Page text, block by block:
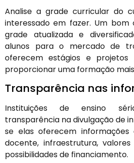
Analise a grade curricular do
interessado em fazer. Um
grade atualizada e
alunos para o mercado de
oferecem estágios e
proporcionar uma formação
Transparência nas
Instituições de ensino
transparência na divulgação de
se elas oferecem
docente, infraestrutura,
possibilidades de financiamento.